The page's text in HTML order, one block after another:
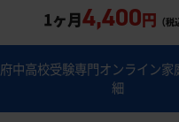
1ヶ月4,400円 （税
府中高校受験専門オンライン家
細